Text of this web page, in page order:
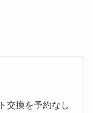
交換を予約なし